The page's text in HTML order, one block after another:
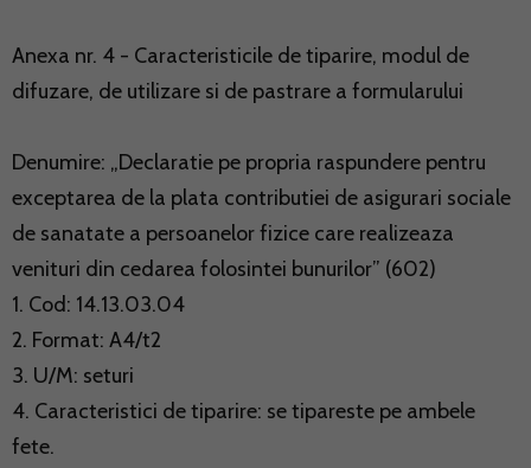
Anexa nr. 4 - Caracteristicile de tiparire, modul de
difuzare, de utilizare si de pastrare a formularului
Denumire: „Declaratie pe propria raspundere pentru
exceptarea de la plata contributiei de asigurari sociale
de sanatate a persoanelor fizice care realizeaza
venituri din cedarea folosintei bunurilor” (602)
1. Cod: 14.13.03.04
2. Format: A4/t2
3. U/M: seturi
4. Caracteristici de tiparire: se tipareste pe ambele
fete.